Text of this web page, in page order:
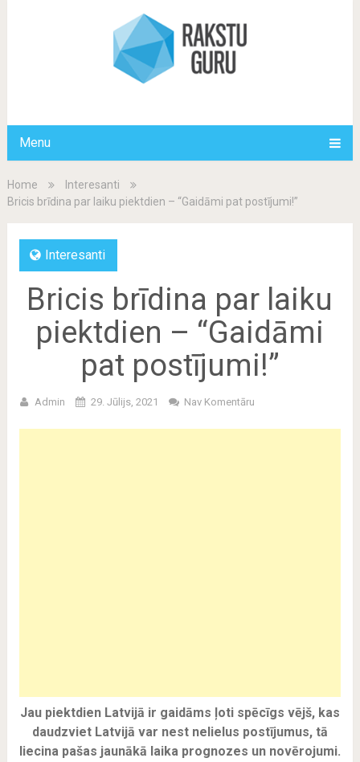
Menu
Home
Interesanti
Bricis brīdina par laiku piektdien – “Gaidāmi pat postījumi!”
Interesanti
Bricis brīdina par laiku
piektdien – “Gaidāmi
pat postījumi!”
Admin 29. Jūlijs, 2021 Nav Komentāru
Jau piektdien Latvijā ir gaidāms ļoti spēcīgs vējš, kas
daudzviet Latvijā var nest nelielus postījumus, tā
liecina pašas jaunākā laika prognozes un novērojumi.